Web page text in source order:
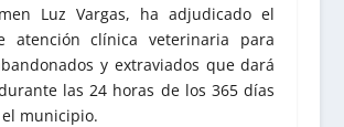
Luz Vargas, ha adjudicado el
atención clínica veterinaria para
y extraviados que dará
las 24 horas de los 365 días
municipio.